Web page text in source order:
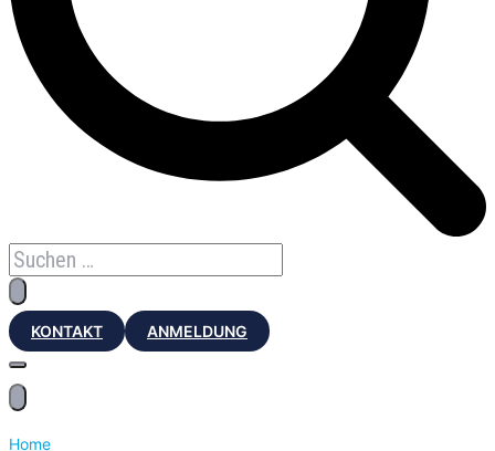
KONTAKT ANMELDUNG
Home